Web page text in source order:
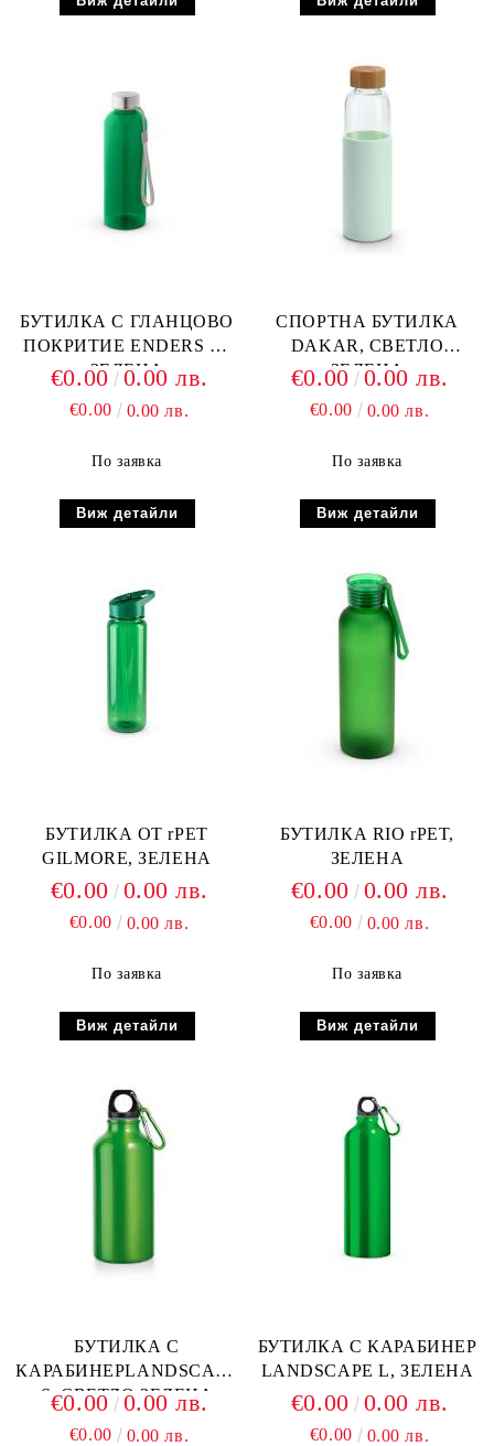
БУТИЛКА С ГЛАНЦОВО
ПОКРИТИЕ ENDERS M,
ЗЕЛЕНА
€0.00 0.00 лв.
€0.00 0.00 лв.
По заявка
Виж детайли
СПОРТНА БУТИЛКА
DAKAR, СВЕТЛО
ЗЕЛЕНА
€0.00 0.00 лв.
€0.00 0.00 лв.
По заявка
Виж детайли
БУТИЛКА ОТ rPET
GILMORE, ЗЕЛЕНА
€0.00 0.00 лв.
€0.00 0.00 лв.
По заявка
Виж детайли
БУТИЛКА RIO rPET,
ЗЕЛЕНА
€0.00 0.00 лв.
€0.00 0.00 лв.
По заявка
Виж детайли
БУТИЛКА С
КАРАБИНЕРLANDSCAPE
S, СВЕТЛО ЗЕЛЕНА
€0.00 0.00 лв.
€0.00 0.00 лв.
БУТИЛКА С КАРАБИНЕР
LANDSCAPE L, ЗЕЛЕНА
€0.00 0.00 лв.
€0.00 0.00 лв.